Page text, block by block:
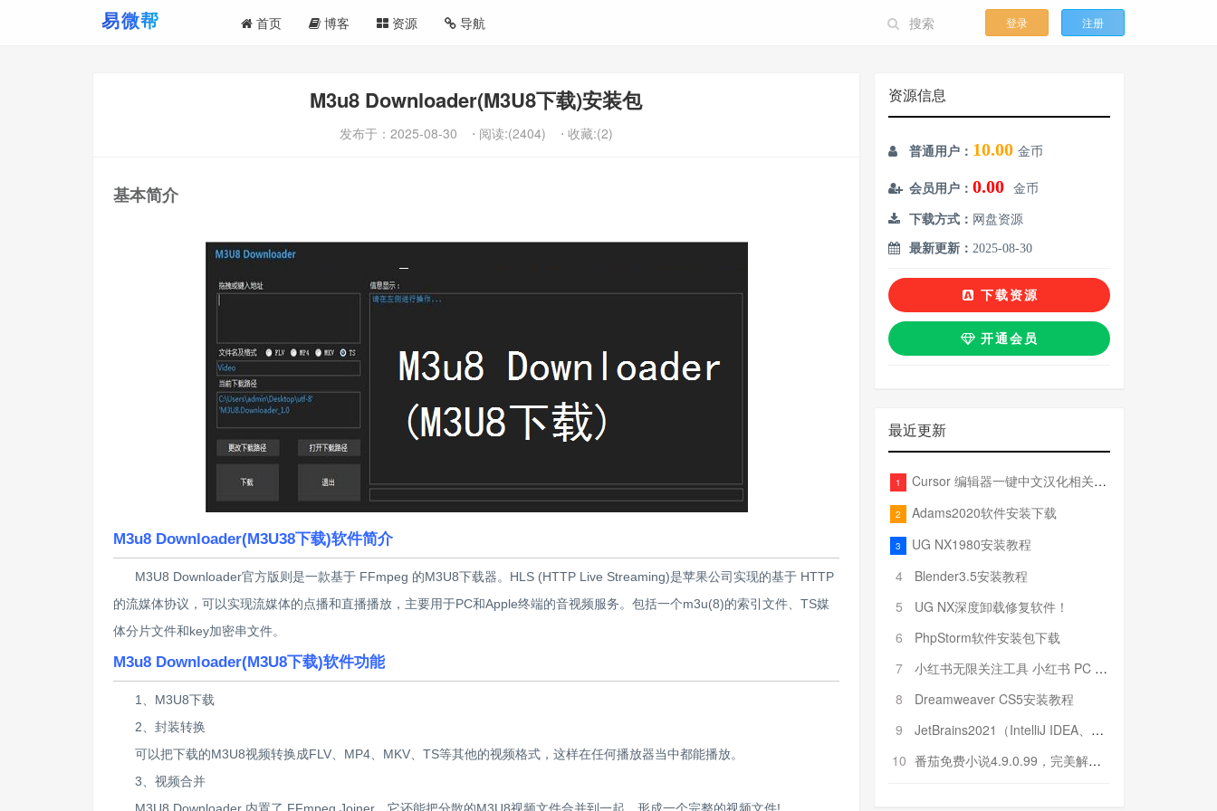
首页 博客 资源 导航 登录 注册
M3u8 Downloader(M3U8下载)安装包
发布于： 2025-08-30 ⋅ 阅读:(2404) ⋅ 收藏:(2)
基本简介
M3u8 Downloader(M3U38下载)软件简介
M3U8 Downloader官方版则是一款基于 FFmpeg 的M3U8下载器。HLS (HTTP Live Streaming)是苹果公司实现的基于 HTTP
的流媒体协议，可以实现流媒体的点播和直播播放，主要用于PC和Apple终端的音视频服务。包括一个m3u(8)的索引文件、TS媒
体分片文件和key加密串文件。
M3u8 Downloader(M3U8下载)软件功能
1、M3U8下载
2、封装转换
可以把下载的M3U8视频转换成FLV、MP4、MKV、TS等其他的视频格式，这样在任何播放器当中都能播放。
3、视频合并
资源信息
普通用户： 10.00 金币
会员用户： 0.00 金币
下载方式： 网盘资源
最新更新： 2025-08-30
下载资源
开通会员
最近更新
1 Cursor 编辑器一键中文汉化相关文件
2 Adams2020软件安装下载
3
UG NX1980安装教程
4
Blender3.5安装教程
5
UG NX深度卸载修复软件！
6
PhpStorm软件安装包下载
7
小红书无限关注工具 小红书 PC 端批量关注引流工具
8
Dreamweaver CS5安装教程
9
JetBrains2021（IntelliJ IDEA、Pycharm、PhpStorm、Rider……）安装教程
10 番茄免费小说4.9.0.99，完美解锁VIP特权！